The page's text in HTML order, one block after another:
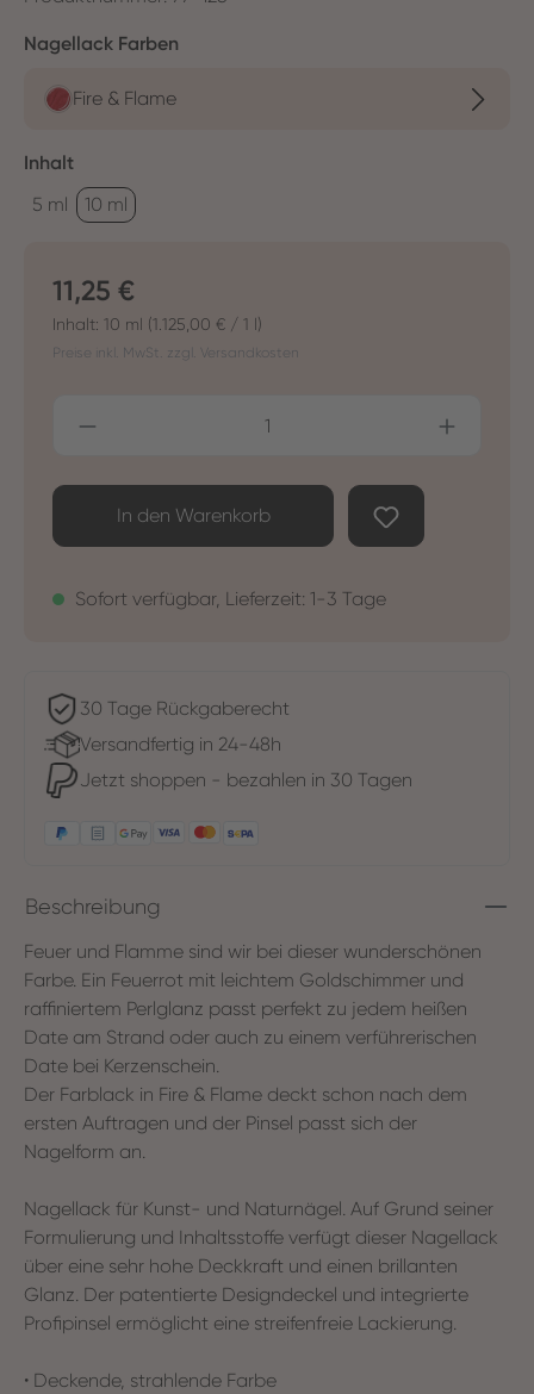
Nagellack Farben
Fire & Flame
Inhaltauswählen
5 ml
10 ml
Regulärer Preis:
11,25 €
Inhalt: 10 ml (1.125,00 € / 1 l)
Preise inkl. MwSt. zzgl. Versandkosten
Produkt Anzahl: Gib den gewünschten
In den Warenkorb
Sofort verfügbar, Lieferzeit: 1-3 Tage
30 Tage Rückgaberecht
Versandfertig in 24-48h
Jetzt shoppen - bezahlen in 30 Tagen
Beschreibung
Feuer und Flamme sind wir bei dieser wunderschönen
Farbe. Ein Feuerrot mit leichtem Goldschimmer und
raffiniertem Perlglanz passt perfekt zu jedem heißen
Date am Strand oder auch zu einem verführerischen
Date bei Kerzenschein.
Der Farblack in Fire & Flame deckt schon nach dem
ersten Auftragen und der Pinsel passt sich der
Nagelform an.
Nagellack für Kunst- und Naturnägel. Auf Grund seiner
Formulierung und Inhaltsstoffe verfügt dieser Nagellack
über eine sehr hohe Deckkraft und einen brillanten
Glanz. Der patentierte Designdeckel und integrierte
Profipinsel ermöglicht eine streifenfreie Lackierung.
• Deckende, strahlende Farbe